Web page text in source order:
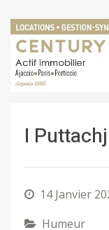
I
14 Janvier
Humeur